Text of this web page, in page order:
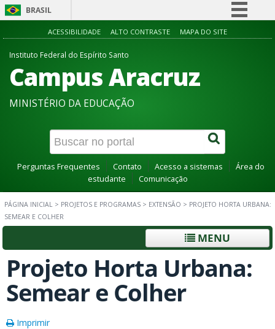
BRASIL
Simplifique!
Acesso à informação
Canais
ACESSIBILIDADE ALTO CONTRASTE MAPA DO SITE
Instituto Federal do Espírito Santo
Campus Aracruz
MINISTÉRIO DA EDUCAÇÃO
Perguntas Frequentes Contato Acesso a sistemas
Área do
estudante
Comunicação
PÁGINA INICIAL > PROJETOS E PROGRAMAS > EXTENSÃO > PROJETO HORTA URBANA:
SEMEAR E COLHER
MENU
Projeto Horta Urbana:
Semear e Colher
Imprimir